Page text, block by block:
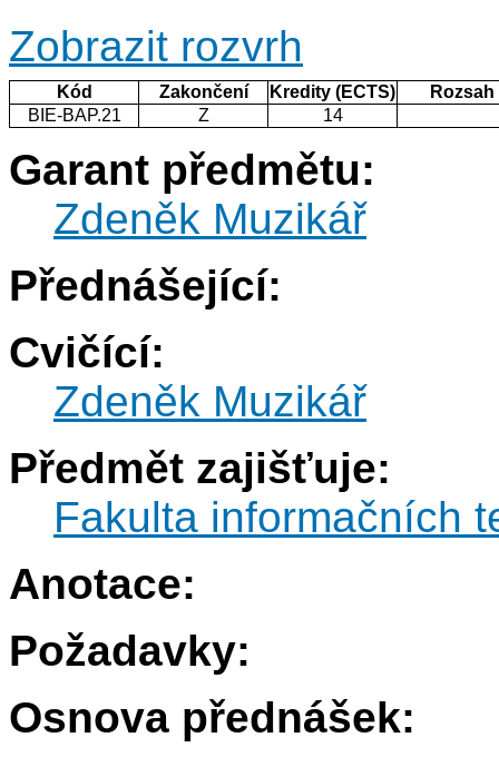
Zobrazit rozvrh
Kód Zakončení Kredity (ECTS)
Rozsah
BIE-BAP.21
Z 14
Garant předmětu:
Zdeněk Muzikář
Přednášející:
Cvičící:
Zdeněk Muzikář
Předmět zajišťuje:
Fakulta informačních
Anotace:
Požadavky:
Osnova přednášek: